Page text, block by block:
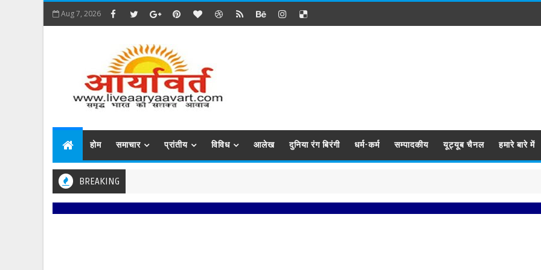
Aug 7, 2026
होम समाचार प्रांतीय विविध आलेख दुनिया रंग बिरंगी धर्म-कर्म सम्पादकीय यूट्यूब चैनल हमारे बारे में
BREAKING